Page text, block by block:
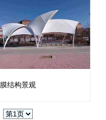
膜结构景观